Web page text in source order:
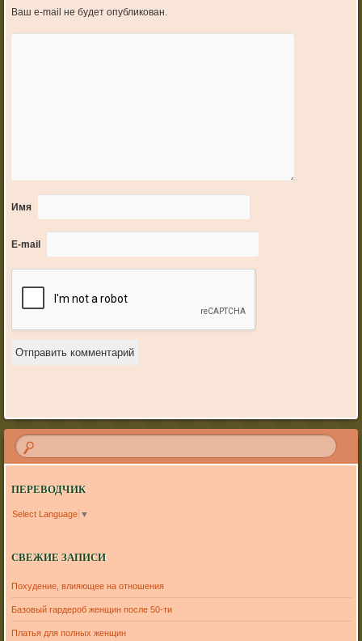
Ваш e-mail не будет опубликован.
Имя
E-mail
ПЕРЕВОДЧИК
Select Language ▼
СВЕЖИЕ ЗАПИСИ
Похудение, влияющее на отношения
Базовый гардероб женщин после 50-ти
Платья для полных женщин